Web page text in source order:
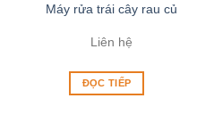
Máy rửa trái cây rau củ
Liên hệ
ĐỌC TIẾP